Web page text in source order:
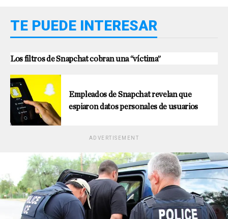
TE PUEDE INTERESAR
Los filtros de Snapchat cobran una “víctima”
Empleados de Snapchat revelan que
espiaron datos personales de usuarios
ADVERTISEMENT